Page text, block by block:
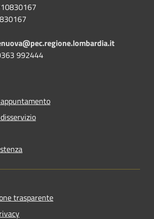
992444
trasparente